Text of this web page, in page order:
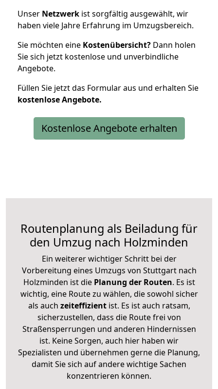
Unser Netzwerk ist sorgfältig ausgewählt, wir
haben viele Jahre Erfahrung im Umzugsbereich.
Sie möchten eine Kostenübersicht? Dann holen
Sie sich jetzt kostenlose und unverbindliche
Angebote.
Füllen Sie jetzt das Formular aus und erhalten Sie
kostenloseAngebote.
Kostenlose Angebote erhalten
Routenplanung als Beiladung für
den Umzug nach Holzminden
Ein weiterer wichtiger Schritt bei der
Vorbereitung eines Umzugs von Stuttgart nach
Holzminden ist diePlanung der Routen. Es ist
wichtig, eine Route zu wählen, die sowohl sicher
als auch zeiteffizientist. Es ist auch ratsam,
sicherzustellen, dass die Route frei von
Straßensperrungen und anderen Hindernissen
ist. Keine Sorgen, auch hier haben wir
Spezialisten und übernehmen gerne die Planung,
damit Sie sich auf andere wichtige Sachen
konzentrieren können.